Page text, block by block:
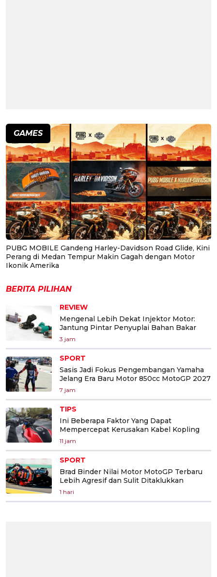
GAMES
PUBG MOBILE Gandeng Harley-Davidson Road Glide, Kini
Perang di Medan Tempur Makin Gagah dengan Motor
Ikonik Amerika
BERITA PILIHAN
REVIEW
Mengenal Lebih Dekat Injektor Motor:
Jantung Pintar Penyuplai Bahan Bakar
3 jam
SPORT
Sasis Jadi Fokus Pengembangan Yamaha
Jelang Era Baru Motor 850cc MotoGP 2027
7 jam
TIPS
Ini Beberapa Faktor Yang Dapat
Mempercepat Kerusakan Kabel Kopling
11 jam
SPORT
Brad Binder Nilai Motor MotoGP Terbaru
Lebih Agresif dan Sulit Ditaklukkan
1 hari